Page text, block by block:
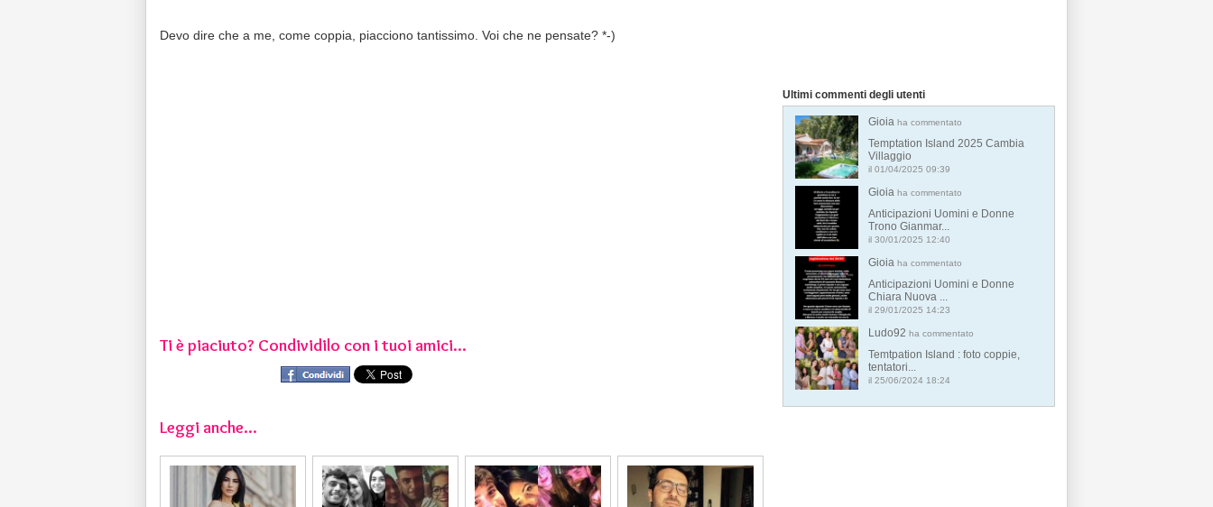
Devo dire che a me, come coppia, piacciono tantissimo. Voi che ne pensate? *-)
Ti è piaciuto? Condividilo con i tuoi amici...
Leggi anche...
Ultimi commenti degli utenti
Gioia ha commentato
Temptation Island 2025 Cambia
Villaggio
il 01/04/2025 09:39
Gioia ha commentato
Anticipazioni Uomini e Donne
Trono Gianmar...
il 30/01/2025 12:40
Gioia ha commentato
Anticipazioni Uomini e Donne
Chiara Nuova ...
il 29/01/2025 14:23
Ludo92 ha commentato
Temtpation Island : foto coppie,
tentatori...
il 25/06/2024 18:24